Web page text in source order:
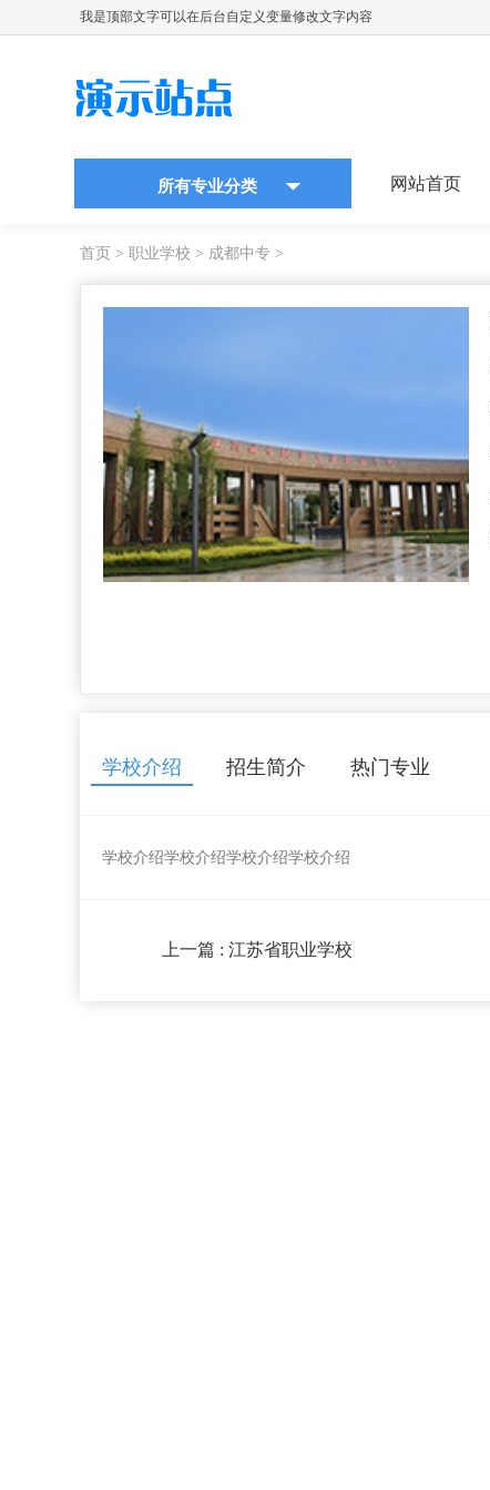
我是顶部文字可以在后台自定义变量修改文字内容
所有专业分类 网站首页
首页 > 职业学校 > 成都中专 >
学校介绍 招生简介 热门专业
学校介绍学校介绍学校介绍学校介绍
上一篇 : 江苏省职业学校